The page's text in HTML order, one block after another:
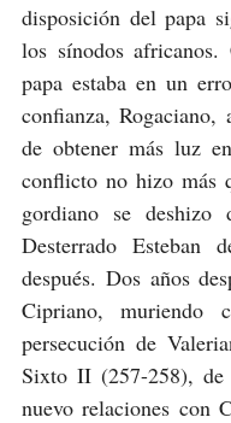
disposición del papa
los sínodos
papa estaba en un
confianza,
de obtener más luz
conflicto no hizo más
gordiano se deshizo
Desterrado Esteban
después. Dos años
Cipriano,
persecución de
Sixto II (257-258), de
nuevo relaciones con